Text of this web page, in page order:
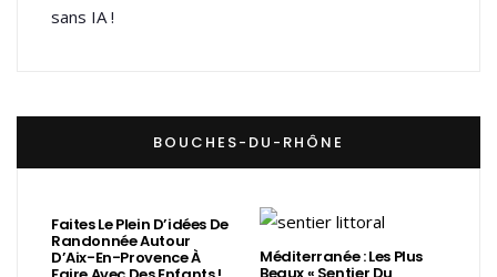
sans IA !
BOUCHES-DU-RHÔNE
Faites Le Plein D’idées De
Randonnée Autour
D’Aix-En-Provence À Méditerranée : Les Plus